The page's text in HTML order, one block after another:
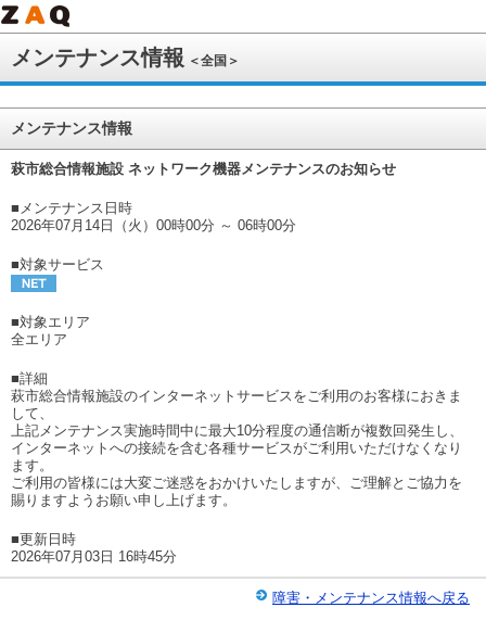
メンテナンス情報 ＜全国＞
メンテナンス情報
萩市総合情報施設 ネットワーク機器メンテナンスのお知らせ
■メンテナンス日時
2026年07月14日（火）00時00分 ～ 06時00分
■対象サービス
■対象エリア
全エリア
■詳細
萩市総合情報施設のインターネットサービスをご利用のお客様におきま
して、
上記メンテナンス実施時間中に最大10分程度の通信断が複数回発生し、
インターネットへの接続を含む各種サービスがご利用いただけなくなり
ます。
ご利用の皆様には大変ご迷惑をおかけいたしますが、ご理解とご協力を
賜りますようお願い申し上げます。
■更新日時
2026年07月03日 16時45分
障害・メンテナンス情報へ戻る